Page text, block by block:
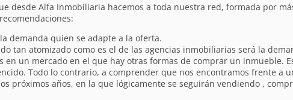
desde Alfa Inmobiliaria hacemos a toda nuestra red, formada por
demanda quien se adapte a la oferta.
tan atomizado como es el de las agencias inmobiliarias será la
en un mercado en el que hay otras formas de comprar un inmueble.
Todo lo contrario, a comprender que nos encontramos frente a
próximos años, en la que lógicamente se seguirán vendiendo ,